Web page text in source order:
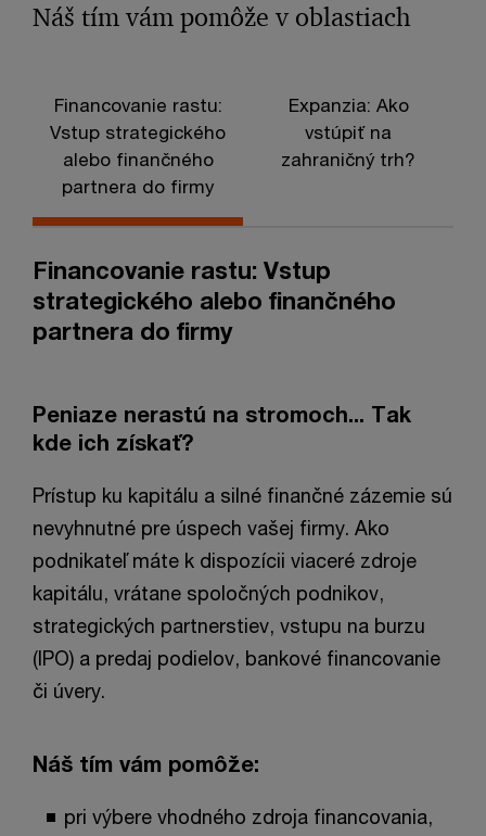
Náš tím vám pomôže v oblastiach
Financovanie rastu:
Vstup strategického
alebo finančného
partnera do firmy
Expanzia: Ako
vstúpiť na
zahraničný trh?
Financovanie rastu: Vstup
strategického alebo finančného
partnera do firmy
Peniaze nerastú na stromoch... Tak
kde ich získať?
Prístup ku kapitálu a silné finančné zázemie sú
nevyhnutné pre úspech vašej firmy. Ako
podnikateľ máte k dispozícii viaceré zdroje
kapitálu, vrátane spoločných podnikov,
strategických partnerstiev, vstupu na burzu
(IPO) a predaj podielov, bankové financovanie
či úvery.
Náš tím vám pomôže:
pri výbere vhodného zdroja financovania,